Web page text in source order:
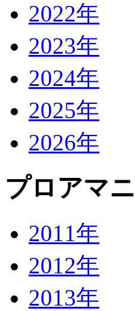
2022年
2023年
2024年
2025年
2026年
プロアマ
2011年
2012年
2013年